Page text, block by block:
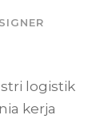
logistik
kerja